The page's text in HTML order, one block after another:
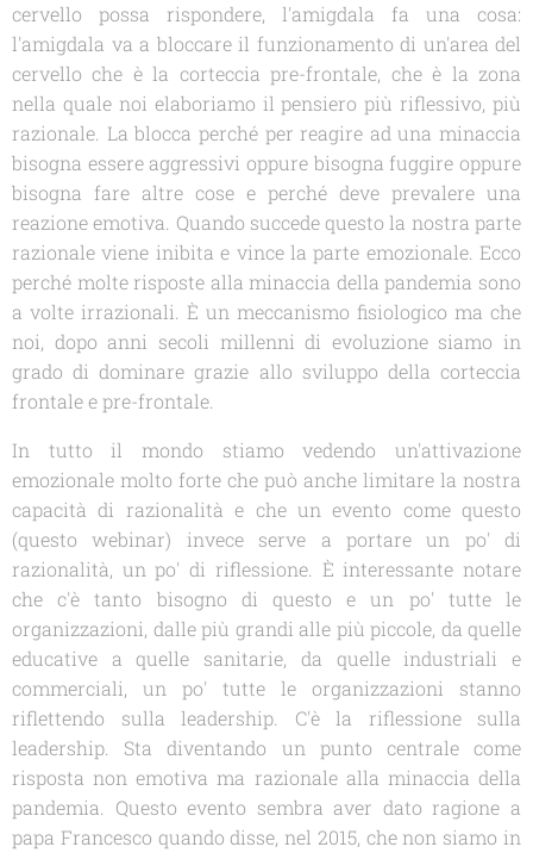
cervello possa rispondere, l'amigdala fa una cosa:
l'amigdala va a bloccare il funzionamento di un'area del
cervello che è la corteccia pre-frontale, che è la zona
nella quale noi elaboriamo il pensiero più riflessivo, più
razionale. La blocca perché per reagire ad una minaccia
bisogna essere aggressivi oppure bisogna fuggire oppure
bisogna fare altre cose e perché deve prevalere una
reazione emotiva. Quando succede questo la nostra parte
razionale viene inibita e vince la parte emozionale. Ecco
perché molte risposte alla minaccia della pandemia sono
a volte irrazionali. È un meccanismo fisiologico ma che
noi, dopo anni secoli millenni di evoluzione siamo in
grado di dominare grazie allo sviluppo della corteccia
frontale e pre-frontale.
In tutto il mondo stiamo vedendo un'attivazione
emozionale molto forte che può anche limitare la nostra
capacità di razionalità e che un evento come questo
(questo webinar) invece serve a portare un po' di
razionalità, un po' di riflessione. È interessante notare
che c'è tanto bisogno di questo e un po' tutte le
organizzazioni, dalle più grandi alle più piccole, da quelle
educative a quelle sanitarie, da quelle industriali e
commerciali, un po' tutte le organizzazioni stanno
riflettendo sulla leadership. C'è la riflessione sulla
leadership. Sta diventando un punto centrale come
risposta non emotiva ma razionale alla minaccia della
pandemia. Questo evento sembra aver dato ragione a
papa Francesco quando disse, nel 2015, che non siamo in